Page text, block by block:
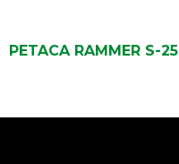
PETACA RAMMER S-25